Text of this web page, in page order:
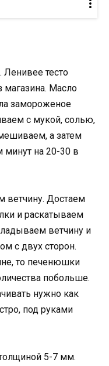
Ленивее тесто
магазина. Масло
замороженое
с мукой, солью,
а затем
на 20-30 в
ветчину. Достаем
и раскатываем
ветчину и
с двух сторон.
то печенюшки
побольше.
нужно как
под руками
5-7 мм.